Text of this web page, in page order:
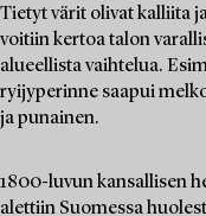
Tietyt värit olivat kalliita
voitiin kertoa talon
alueellista vaihtelua.
ryijyperinne saapui
ja punainen.
1800-luvun kansallisen
alettiin Suomessa